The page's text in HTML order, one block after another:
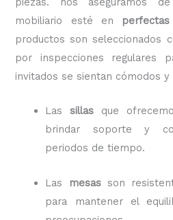
mobiliario esté en
productos son seleccionados
por inspecciones regulares
invitados se sientan cómodos y
Lassillas que
brindar soporte y
periodos de tiempo.
Las mesasson
para mantener el